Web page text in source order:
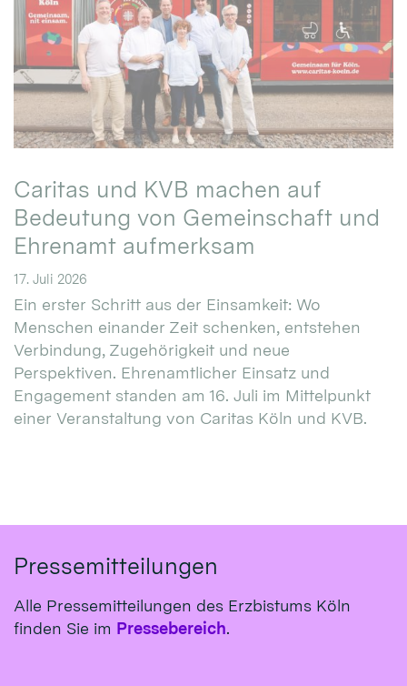
Caritas und KVB machen auf
Bedeutung von Gemeinschaft und
Ehrenamt aufmerksam
17. Juli 2026
Ein erster Schritt aus der Einsamkeit: Wo
Menschen einander Zeit schenken, entstehen
Verbindung, Zugehörigkeit und neue
Perspektiven. Ehrenamtlicher Einsatz und
Engagement standen am 16. Juli im Mittelpunkt
einer Veranstaltung von Caritas Köln und KVB.
Pressemitteilungen
Alle Pressemitteilungen des Erzbistums Köln
finden Sie im Pressebereich.